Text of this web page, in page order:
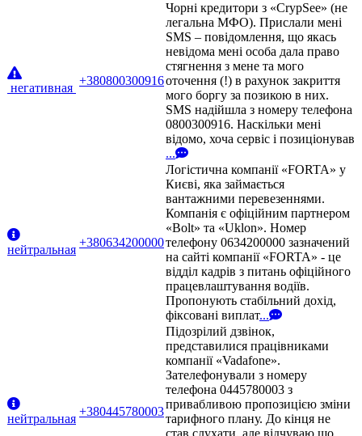
негативная
+380800300916
Чорні кредитори з «CrypSee» (не
легальна МФО). Прислали мені
SMS – повідомлення, що якась
невідома мені особа дала право
стягнення з мене та мого
оточення (!) в рахунок закриття
мого боргу за позикою в них.
SMS надійшла з номеру телефона
0800300916. Наскільки мені
відомо, хоча сервіс і позиціонував
...
нейтральная
+380634200000
Логістична компанії «FORTA» у
Києві, яка займається
вантажними перевезеннями.
Компанія є офіційним партнером
«Bolt» та «Uklon». Номер
телефону 0634200000 зазначений
на сайті компанії «FORTA» - це
відділ кадрів з питань офіційного
працевлаштування водіїв.
Пропонують стабільний дохід,
фіксовані виплат...
нейтральная
+380445780003
Підозрілий дзвінок,
представилися працівниками
компанії «Vadafone».
Зателефонували з номеру
телефона 0445780003 з
привабливою пропозицією зміни
тарифного плану. До кінця не